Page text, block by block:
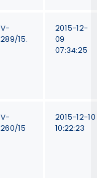
V-
289/15.
2015-12-
09
07:34:25
V-
260/15
2015-12-10
10:22:23